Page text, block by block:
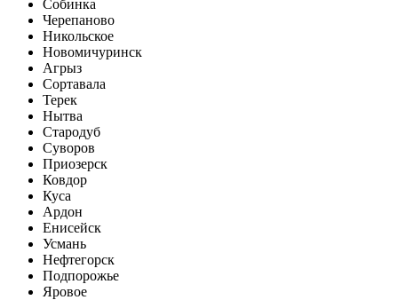
Собинка
Черепаново
Никольское
Новомичуринск
Агрыз
Сортавала
Терек
Нытва
Стародуб
Суворов
Приозерск
Ковдор
Куса
Ардон
Енисейск
Усмань
Нефтегорск
Подпорожье
Яровое